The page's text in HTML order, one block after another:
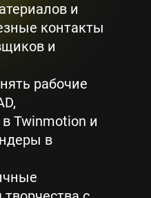
и
контакты
и
рабочие
Twinmotion и
в